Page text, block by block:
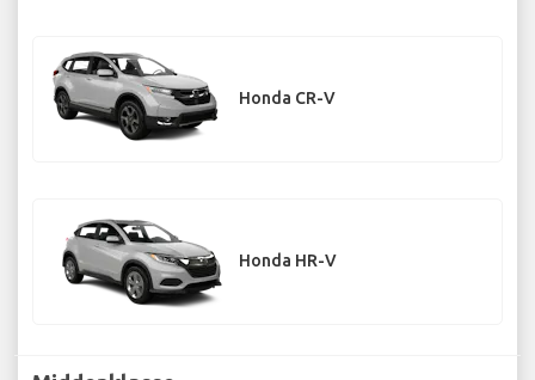
Honda CR-V
Honda HR-V